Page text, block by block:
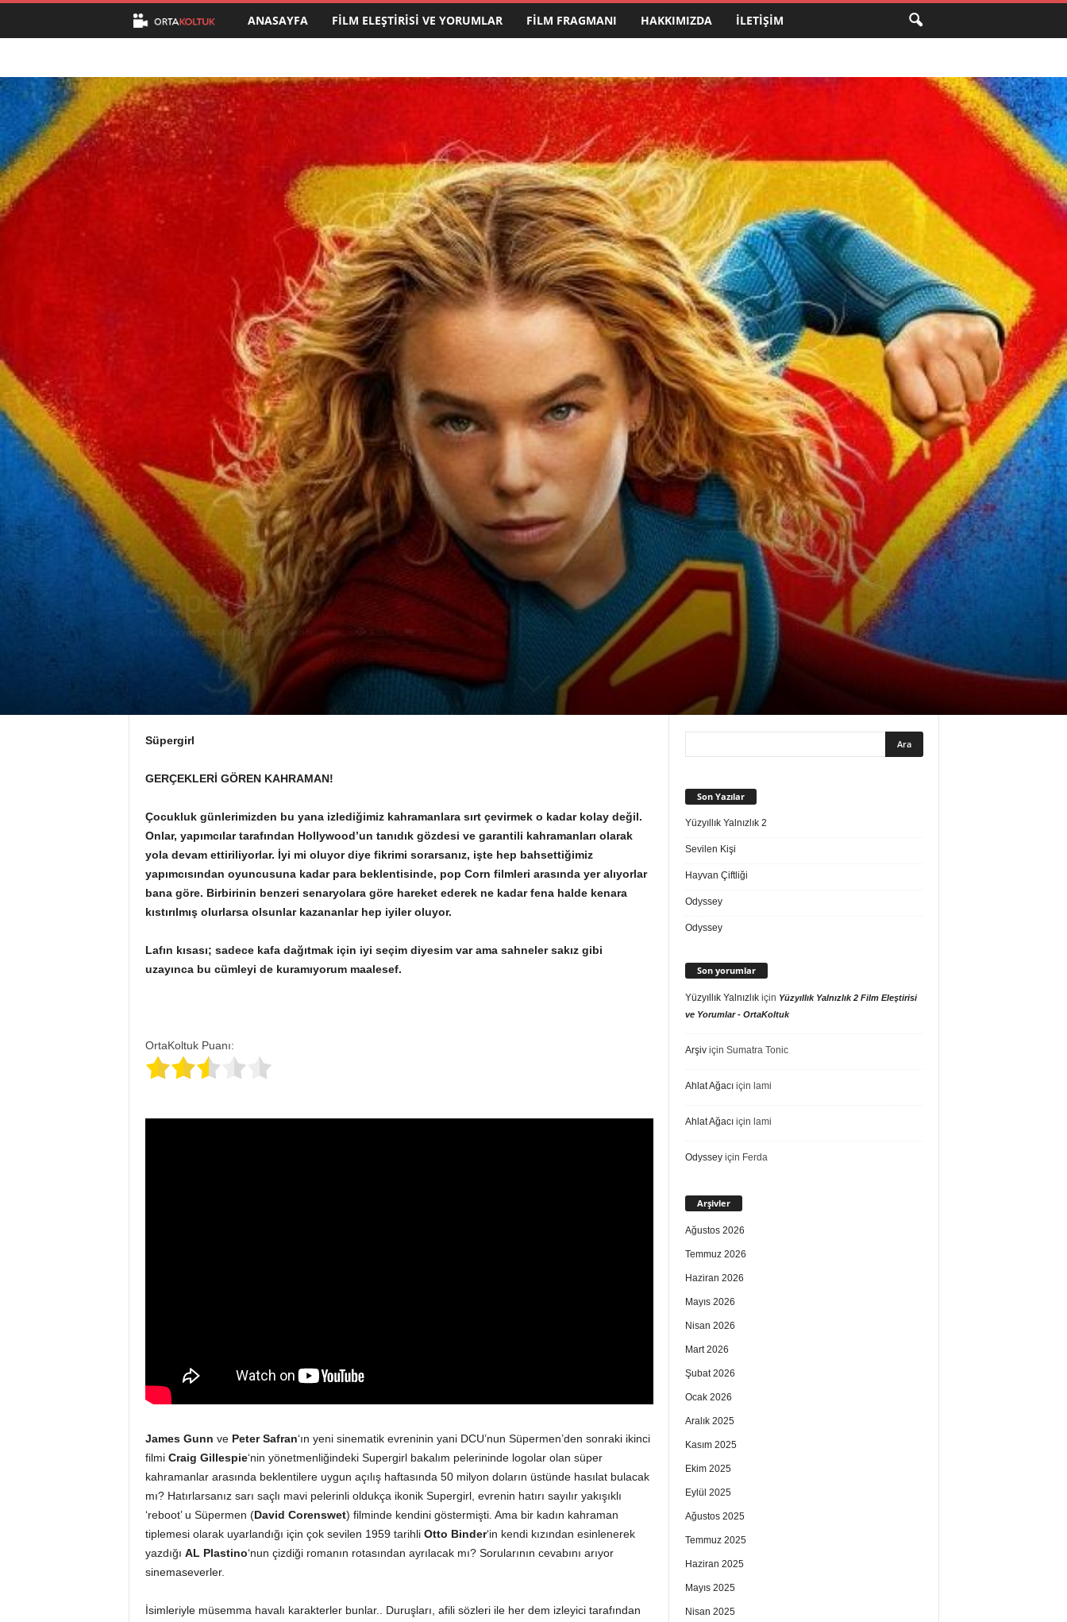
t
u
k
ANASAYFA FILM ELEŞTIRISI VE YORUMLAR FILM FRAGMANI HAKKIMIZDA İLETIŞIM
Süpergirl
Zeynep KASIMLİOGLU 25 Haziran 2026 1353
Süpergirl
GERÇEKLERİ GÖREN KAHRAMAN!
Çocukluk günlerimizden bu yana izlediğimiz kahramanlara sırt çevirmek o kadar kolay değil.
Onlar, yapımcılar tarafından Hollywood’un tanıdık gözdesi ve garantili kahramanları olarak
yola devam ettiriliyorlar. İyi mi oluyor diye fikrimi sorarsanız, işte hep bahsettiğimiz
yapımcısından oyuncusuna kadar para beklentisinde, pop Corn filmleri arasında yer alıyorlar
bana göre. Birbirinin benzeri senaryolara göre hareket ederek ne kadar fena halde kenara
kıstırılmış olurlarsa olsunlar kazananlar hep iyiler oluyor.
Lafın kısası; sadece kafa dağıtmak için iyi seçim diyesim var ama sahneler sakız gibi
uzayınca bu cümleyi de kuramıyorum maalesef.
OrtaKoltuk Puanı:
James Gunn vePeter Safran‘ın yeni sinematik evreninin yani DCU’nun Süpermen’den sonraki ikinci
filmiCraig Gillespie‘nin yönetmenliğindeki Supergirl bakalım pelerininde logolar olan süper
kahramanlar arasında beklentilere uygun açılış haftasında 50 milyon doların üstünde hasılat bulacak
mı? Hatırlarsanız sarı saçlı mavi pelerinli oldukça ikonik Supergirl, evrenin hatırı sayılır yakışıklı
‘reboot’ u Süpermen (David Corenswet) filminde kendini göstermişti. Ama bir kadın kahraman
tiplemesi olarak uyarlandığı için çok sevilen 1959 tarihli Otto Binder‘in kendi kızından esinlenerek
yazdığı AL Plastino‘nun çizdiği romanın rotasından ayrılacak mı? Sorularının cevabını arıyor
sinemaseverler.
İsimleriyle müsemma havalı karakterler bunlar.. Duruşları, afili sözleri ile her dem izleyici tarafından
Son Yazılar
Yüzyıllık Yalnızlık 2
Sevilen Kişi
Hayvan Çiftliği
Odyssey
Odyssey
Son yorumlar
Yüzyıllık Yalnızlıkiçin Yüzyıllık Yalnızlık 2 Film Eleştirisi
ve Yorumlar - OrtaKoltuk
Arşiviçin Sumatra Tonic
Ahlat Ağacıiçin lami
Ahlat Ağacıiçin lami
Odysseyiçin Ferda
Arşivler
Ağustos 2026
Temmuz 2026
Haziran 2026
Mayıs 2026
Nisan 2026
Mart 2026
Şubat 2026
Ocak 2026
Aralık 2025
Kasım 2025
Ekim 2025
Eylül 2025
Ağustos 2025
Temmuz 2025
Haziran 2025
Mayıs 2025
Nisan 2025